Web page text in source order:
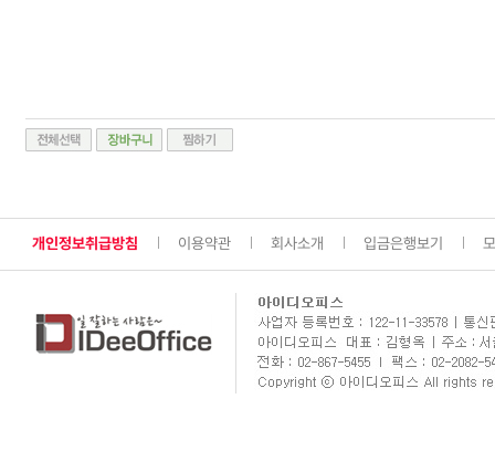
개인정보취급방침 이용약관 회사소개 입금은행보기